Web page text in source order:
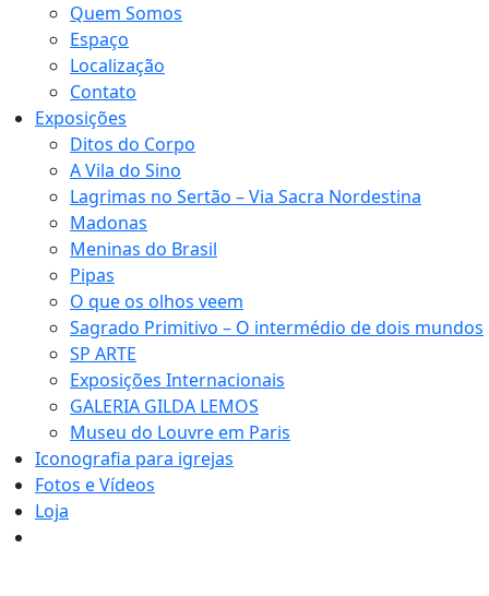
Quem Somos
Espaço
Localização
Contato
Exposições
Ditos do Corpo
A Vila do Sino
Lagrimas no Sertão – Via Sacra Nordestina
Madonas
Meninas do Brasil
Pipas
O que os olhos veem
Sagrado Primitivo – O intermédio de dois mundos
SP ARTE
Exposições Internacionais
GALERIA GILDA LEMOS
Museu do Louvre em Paris
Iconografia para igrejas
Fotos e Vídeos
Loja